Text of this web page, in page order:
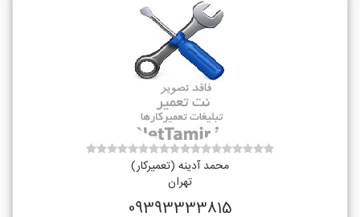
محمد آدینه (تعمیرکار)
تهران
09393333815